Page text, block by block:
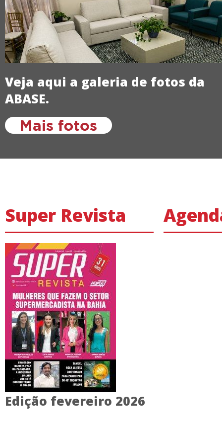
Veja aqui a galeria de fotos da
ABASE.
Super Revista
Edição fevereiro 2026